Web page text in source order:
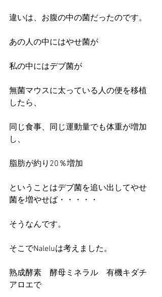
違いは、お腹の中の菌だったのです。
あの人の中にはやせ菌が
私の中にはデブ菌が
無菌マウスに太っている人の便を移植
したら、
同じ食事、同じ運動量でも体重が増加
し、
脂肪が約り20％増加
ということはデブ菌を追い出してやせ
菌を増やせば・・・・・
そうなんです。
そこでNaleluは考えました。
熟成酵素　酵母ミネラル　有機キダチ
アロエで